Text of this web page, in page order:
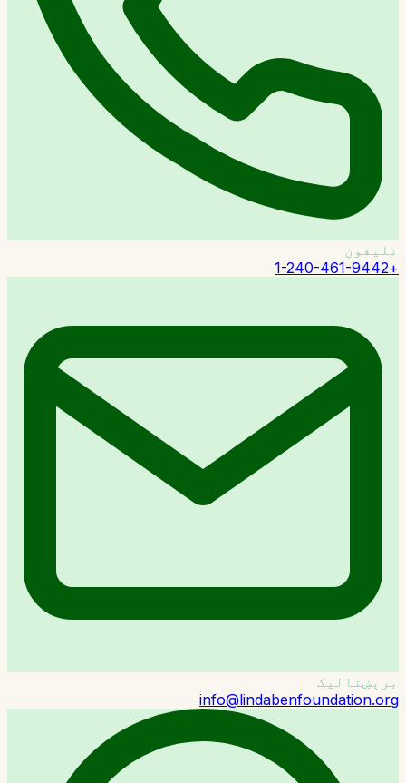
تلیفون
+1-240-461-9442
برېښنالیک
info@lindabenfoundation.org